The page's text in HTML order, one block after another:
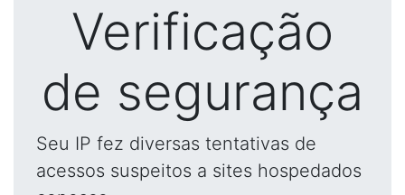
Verificação
de segurança
Seu IP fez diversas tentativas de
acessos suspeitos a sites hospedados